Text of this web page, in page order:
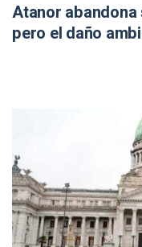
Atanor abandona
pero el daño